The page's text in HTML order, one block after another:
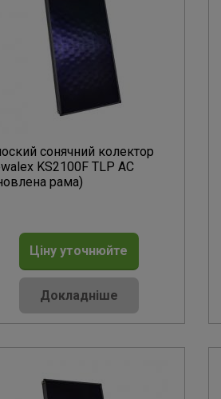
сонячний колектор
KS2100F TLP AC
рама)
Ціну уточнюйте
Докладніше